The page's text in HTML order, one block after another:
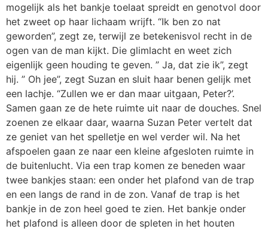
mogelijk als het bankje toelaat spreidt en genotvol door
het zweet op haar lichaam wrijft. “Ik ben zo nat
geworden”, zegt ze, terwijl ze betekenisvol recht in de
ogen van de man kijkt. Die glimlacht en weet zich
eigenlijk geen houding te geven. ” Ja, dat zie ik”, zegt
hij. ” Oh jee”, zegt Suzan en sluit haar benen gelijk met
een lachje. “Zullen we er dan maar uitgaan, Peter?’.
Samen gaan ze de hete ruimte uit naar de douches. Snel
zoenen ze elkaar daar, waarna Suzan Peter vertelt dat
ze geniet van het spelletje en wel verder wil. Na het
afspoelen gaan ze naar een kleine afgesloten ruimte in
de buitenlucht. Via een trap komen ze beneden waar
twee bankjes staan: een onder het plafond van de trap
en een langs de rand in de zon. Vanaf de trap is het
bankje in de zon heel goed te zien. Het bankje onder
het plafond is alleen door de spleten in het houten